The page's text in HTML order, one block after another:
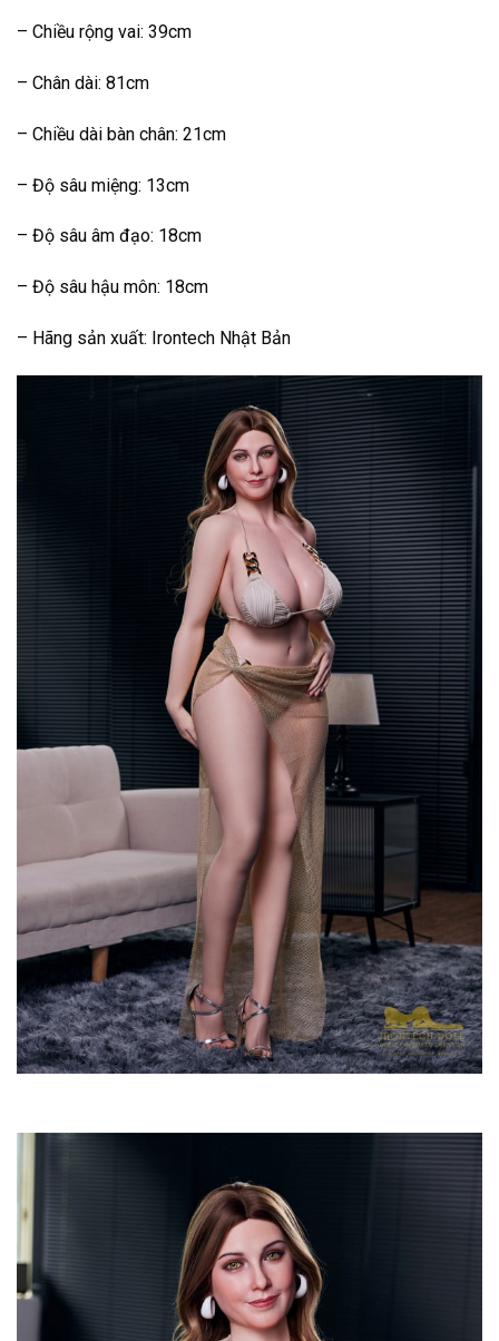
– Chiều rộng vai: 39cm
– Chân dài: 81cm
– Chiều dài bàn chân: 21cm
– Độ sâu miệng: 13cm
– Độ sâu âm đạo: 18cm
– Độ sâu hậu môn: 18cm
– Hãng sản xuất: Irontech Nhật Bản